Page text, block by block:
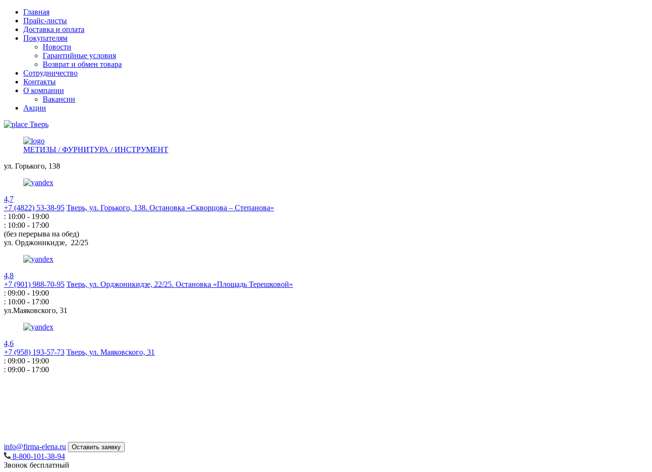
Главная
Прайс-листы
Доставка и оплата
Покупателям
Новости
Гарантийные условия
Возврат и обмен товара
Сотрудничество
Контакты
О компании
Вакансии
Акции
Тверь
МЕТИЗЫ / ФУРНИТУРА / ИНСТРУМЕНТ
ул. Горького, 138
4,7
+7 (4822) 53-38-95 Тверь, ул. Горького, 138. Остановка «Скворцова – Степанова»
: 10:00 - 19:00
: 10:00 - 17:00
(без перерыва на обед)
ул. Орджоникидзе, 22/25
4,8
+7 (901) 988-70-95 Тверь, ул. Орджоникидзе, 22/25. Остановка «Площадь Терешковой»
: 09:00 - 19:00
: 10:00 - 17:00
ул.Маяковского, 31
4,6
+7 (958) 193-57-73 Тверь, ул. Маяковского, 31
: 09:00 - 19:00
: 09:00 - 17:00
info@firma-elena.ru Оставить заявку
8-800-101-38-94
Звонок бесплатный